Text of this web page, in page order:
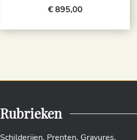
€ 895,00
Rubrieken
Schilderijen, Prenten, Gravures,